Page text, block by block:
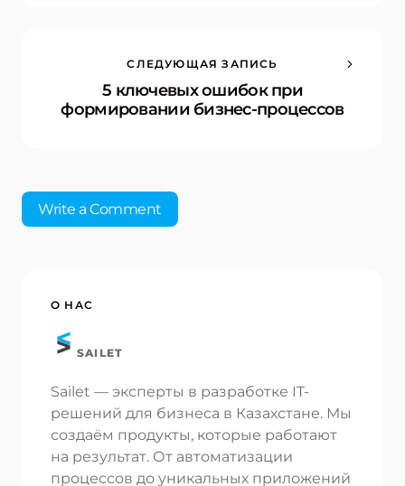
СЛЕДУЮЩАЯ ЗАПИСЬ
5 ключевых ошибок при
формировании бизнес-процессов
Write a Comment
Ваш адрес email не будет опубликован.
Электронная почта *
О НАС
SAILET
Sailet — эксперты в разработке IT-
решений для бизнеса в Казахстане. Мы
создаём продукты, которые работают
на результат. От автоматизации
процессов до уникальных приложений